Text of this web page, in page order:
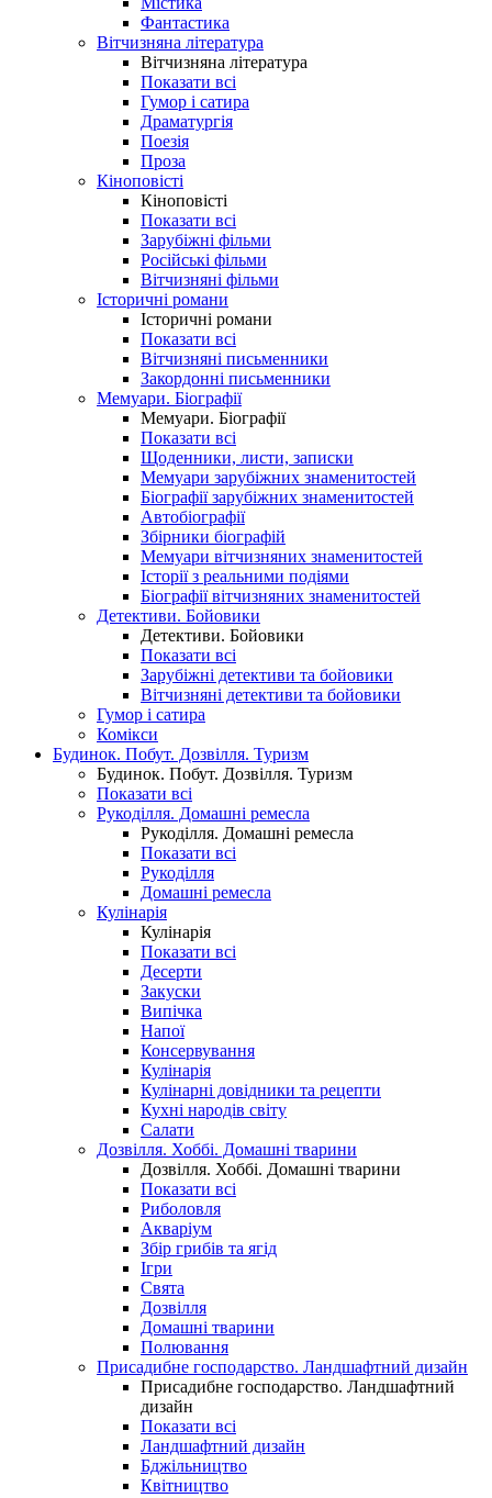
Фантастика
Вітчизняна література
Вітчизняна література
Показати всі
Гумор і сатира
Драматургія
Поезія
Проза
Кіноповісті
Кіноповісті
Показати всі
Зарубіжні фільми
Російські фільми
Вітчизняні фільми
Історичні романи
Історичні романи
Показати всі
Вітчизняні письменники
Закордонні письменники
Мемуари. Біографії
Мемуари. Біографії
Показати всі
Щоденники, листи, записки
Мемуари зарубіжних знаменитостей
Біографії зарубіжних знаменитостей
Автобіографії
Збірники біографій
Мемуари вітчизняних знаменитостей
Історії з реальними подіями
Біографії вітчизняних знаменитостей
Детективи. Бойовики
Детективи. Бойовики
Показати всі
Зарубіжні детективи та бойовики
Вітчизняні детективи та бойовики
Гумор і сатира
Комікси
Будинок. Побут. Дозвілля. Туризм
Будинок. Побут. Дозвілля. Туризм
Показати всі
Рукоділля. Домашні ремесла
Рукоділля. Домашні ремесла
Показати всі
Рукоділля
Домашні ремесла
Кулінарія
Кулінарія
Показати всі
Десерти
Закуски
Випічка
Напої
Консервування
Кулінарія
Кулінарні довідники та рецепти
Кухні народів світу
Салати
Дозвілля. Хоббі. Домашні тварини
Дозвілля. Хоббі. Домашні тварини
Показати всі
Риболовля
Акваріум
Збір грибів та ягід
Ігри
Свята
Дозвілля
Домашні тварини
Полювання
Присадибне господарство. Ландшафтний дизайн
Присадибне господарство. Ландшафтний
дизайн
Показати всі
Ландшафтний дизайн
Бджільництво
Квітництво